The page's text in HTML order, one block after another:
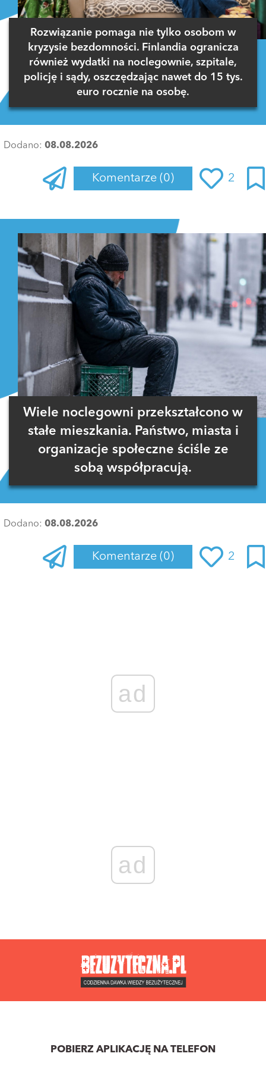
Rozwiązanie pomaga nie tylko osobom w
kryzysie bezdomności. Finlandia ogranicza
również wydatki na noclegownie, szpitale,
policję i sądy, oszczędzając nawet do 15 tys.
euro rocznie na osobę.
Dodano: 08.08.2026
Komentarze (0) 2
Wiele noclegowni przekształcono w
stałe mieszkania. Państwo, miasta i
organizacje społeczne ściśle ze
sobą współpracują.
Dodano: 08.08.2026
Komentarze (0) 2
ad
ad
POBIERZ APLIKACJĘ NA TELEFON